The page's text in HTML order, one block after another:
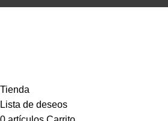
Tienda
Lista de deseos